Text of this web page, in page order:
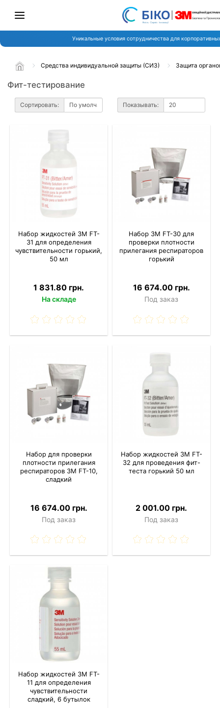
Уникальные условия сотрудничества для
Средства индивидуальной защиты (СИЗ) Защита
Фит-тестирование
Сортировать: Показывать:
Набор жидкостей 3M FT-
31 для определения
чувствительности горький,
50 мл
1 831.80 грн.
На складе
Набор 3M FT-30 для
проверки плотности
прилегания респираторов
горький
16 674.00 грн.
Под заказ
Набор для проверки
плотности прилегания
респираторов 3M FT-10,
сладкий
16 674.00 грн.
Под заказ
Набор жидкостей 3M FT-
32 для проведения фит-
теста горький 50 мл
2 001.00 грн.
Под заказ
Набор жидкостей 3M FT-
11 для определения
чувствительности
сладкий, 6 бутылок